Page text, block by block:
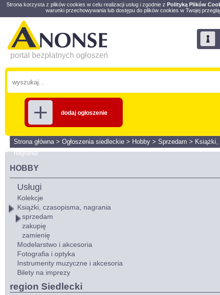
Strona korzysta z plików cookies w celu realizacji usług i zgodnie z Polityką Plików
warunki przechowywania lub dostępu do plików cookies w Twojej
portal bezpłatnych ogłoszeń
dodaj ogłoszenie
Strona główna> Ogłoszenia siedleckie > Hobby > Sprzedam > Książki,
nagrania
HOBBY
Usługi
Kolekcje
Książki, czasopisma, nagrania
sprzedam
zakupię
zamienię
Modelarstwo i akcesoria
Fotografia i optyka
Instrumenty muzyczne i akcesoria
Bilety na imprezy
region Siedlecki